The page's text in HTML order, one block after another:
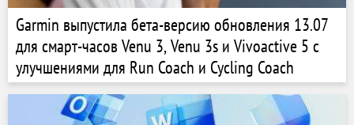
Garmin выпустила бета-версию обновления 13.07
для смарт-часов Venu 3, Venu 3s и Vivoactive 5 с
улучшениями для Run Coach и Cycling Coach